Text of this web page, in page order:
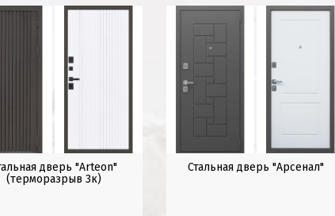
дверь "Arteon"
(терморазрыв 3к)
Стальная дверь "Арсенал"